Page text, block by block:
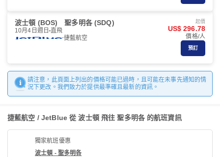
波士頓 (BOS) 聖多明各 (SDQ)
10月4日週日 直飛
捷藍航空
起價
US$ 296.78
價格/人
預訂
請注意，此頁面上列出的價格可能已過時，且可能在未事先通知的情
況下更改。我們致力於提供最準確且最新的資訊。
捷藍航空 / JetBlue 從 波士頓 飛往 聖多明各 的航班資訊
獨家航班優惠
波士頓 - 聖多明各